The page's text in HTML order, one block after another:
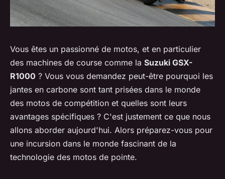
Vous êtes un passionné de motos, et en particulier
des machines de course comme la Suzuki GSX-
R1000 ? Vous vous demandez peut-être pourquoi les
jantes en carbone sont tant prisées dans le monde
des motos de compétition et quelles sont leurs
avantages spécifiques ? C'est justement ce que nous
allons aborder aujourd'hui. Alors préparez-vous pour
une incursion dans le monde fascinant de la
technologie des motos de pointe.